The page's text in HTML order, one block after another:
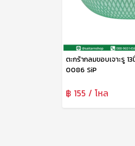
ตะกร้ากลมขอบเจาะรู
0086 SiP
฿ 155 / โหล